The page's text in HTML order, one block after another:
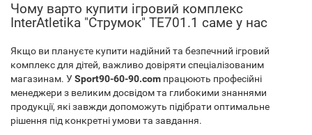
Чому варто купити ігровий комплекс
InterAtletika "Струмок" TЕ701.1 саме у нас
Якщо ви плануєте купити надійний та безпечний ігровий
комплекс для дітей, важливо довіряти спеціалізованим
магазинам. УSport90-60-90.com працюють професійні
менеджери з великим досвідом та глибокими знаннями
продукції, які завжди допоможуть підібрати оптимальне
рішення під конкретні умови та завдання.